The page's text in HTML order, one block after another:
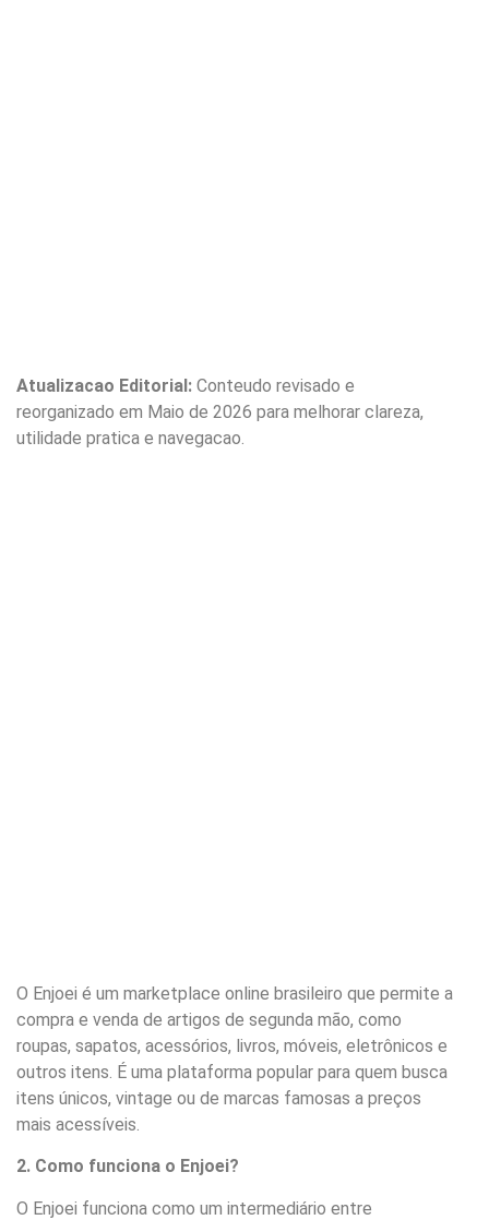
Atualizacao Editorial: Conteudo revisado e
reorganizado em Maio de 2026 para melhorar clareza,
utilidade pratica e navegacao.
O Enjoei é um marketplace online brasileiro que permite a
compra e venda de artigos de segunda mão, como
roupas, sapatos, acessórios, livros, móveis, eletrônicos e
outros itens. É uma plataforma popular para quem busca
itens únicos, vintage ou de marcas famosas a preços
mais acessíveis.
2. Como funciona o Enjoei?
O Enjoei funciona como um intermediário entre